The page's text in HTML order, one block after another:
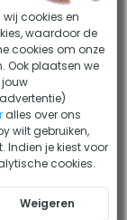
gzaonmaaier
kun je met
aanpassen.
een
is prettiger
ook voor je
wij cookies en
waardoor de
cookies om onze
Ook plaatsen we
alles over ons
wilt gebruiken,
Indien je kiest voor
cookies.
Weigeren